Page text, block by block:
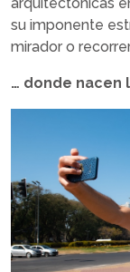
su imponente
mirador o
… donde nacen